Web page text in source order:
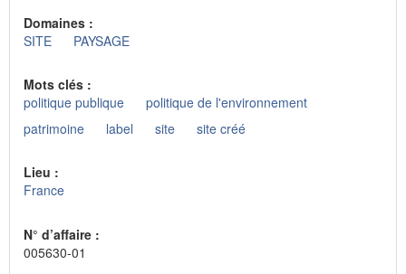
Domaines :
SITE
PAYSAGE
Mots clés :
politique publique
politique de l'environnement
patrimoine
label site site créé
Lieu :
France
N° d’affaire :
005630-01